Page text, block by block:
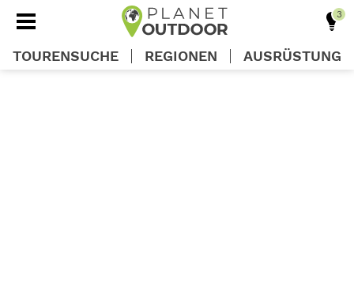
TOURENSUCHE REGIONEN AUSRÜSTUNG